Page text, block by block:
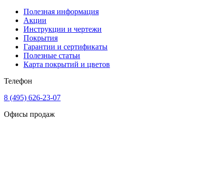
Полезная информация
Акции
Инструкции и чертежи
Покрытия
Гарантии и сертификаты
Полезные статьи
Карта покрытий и цветов
Телефон
8 (495) 626-23-07
Офисы продаж